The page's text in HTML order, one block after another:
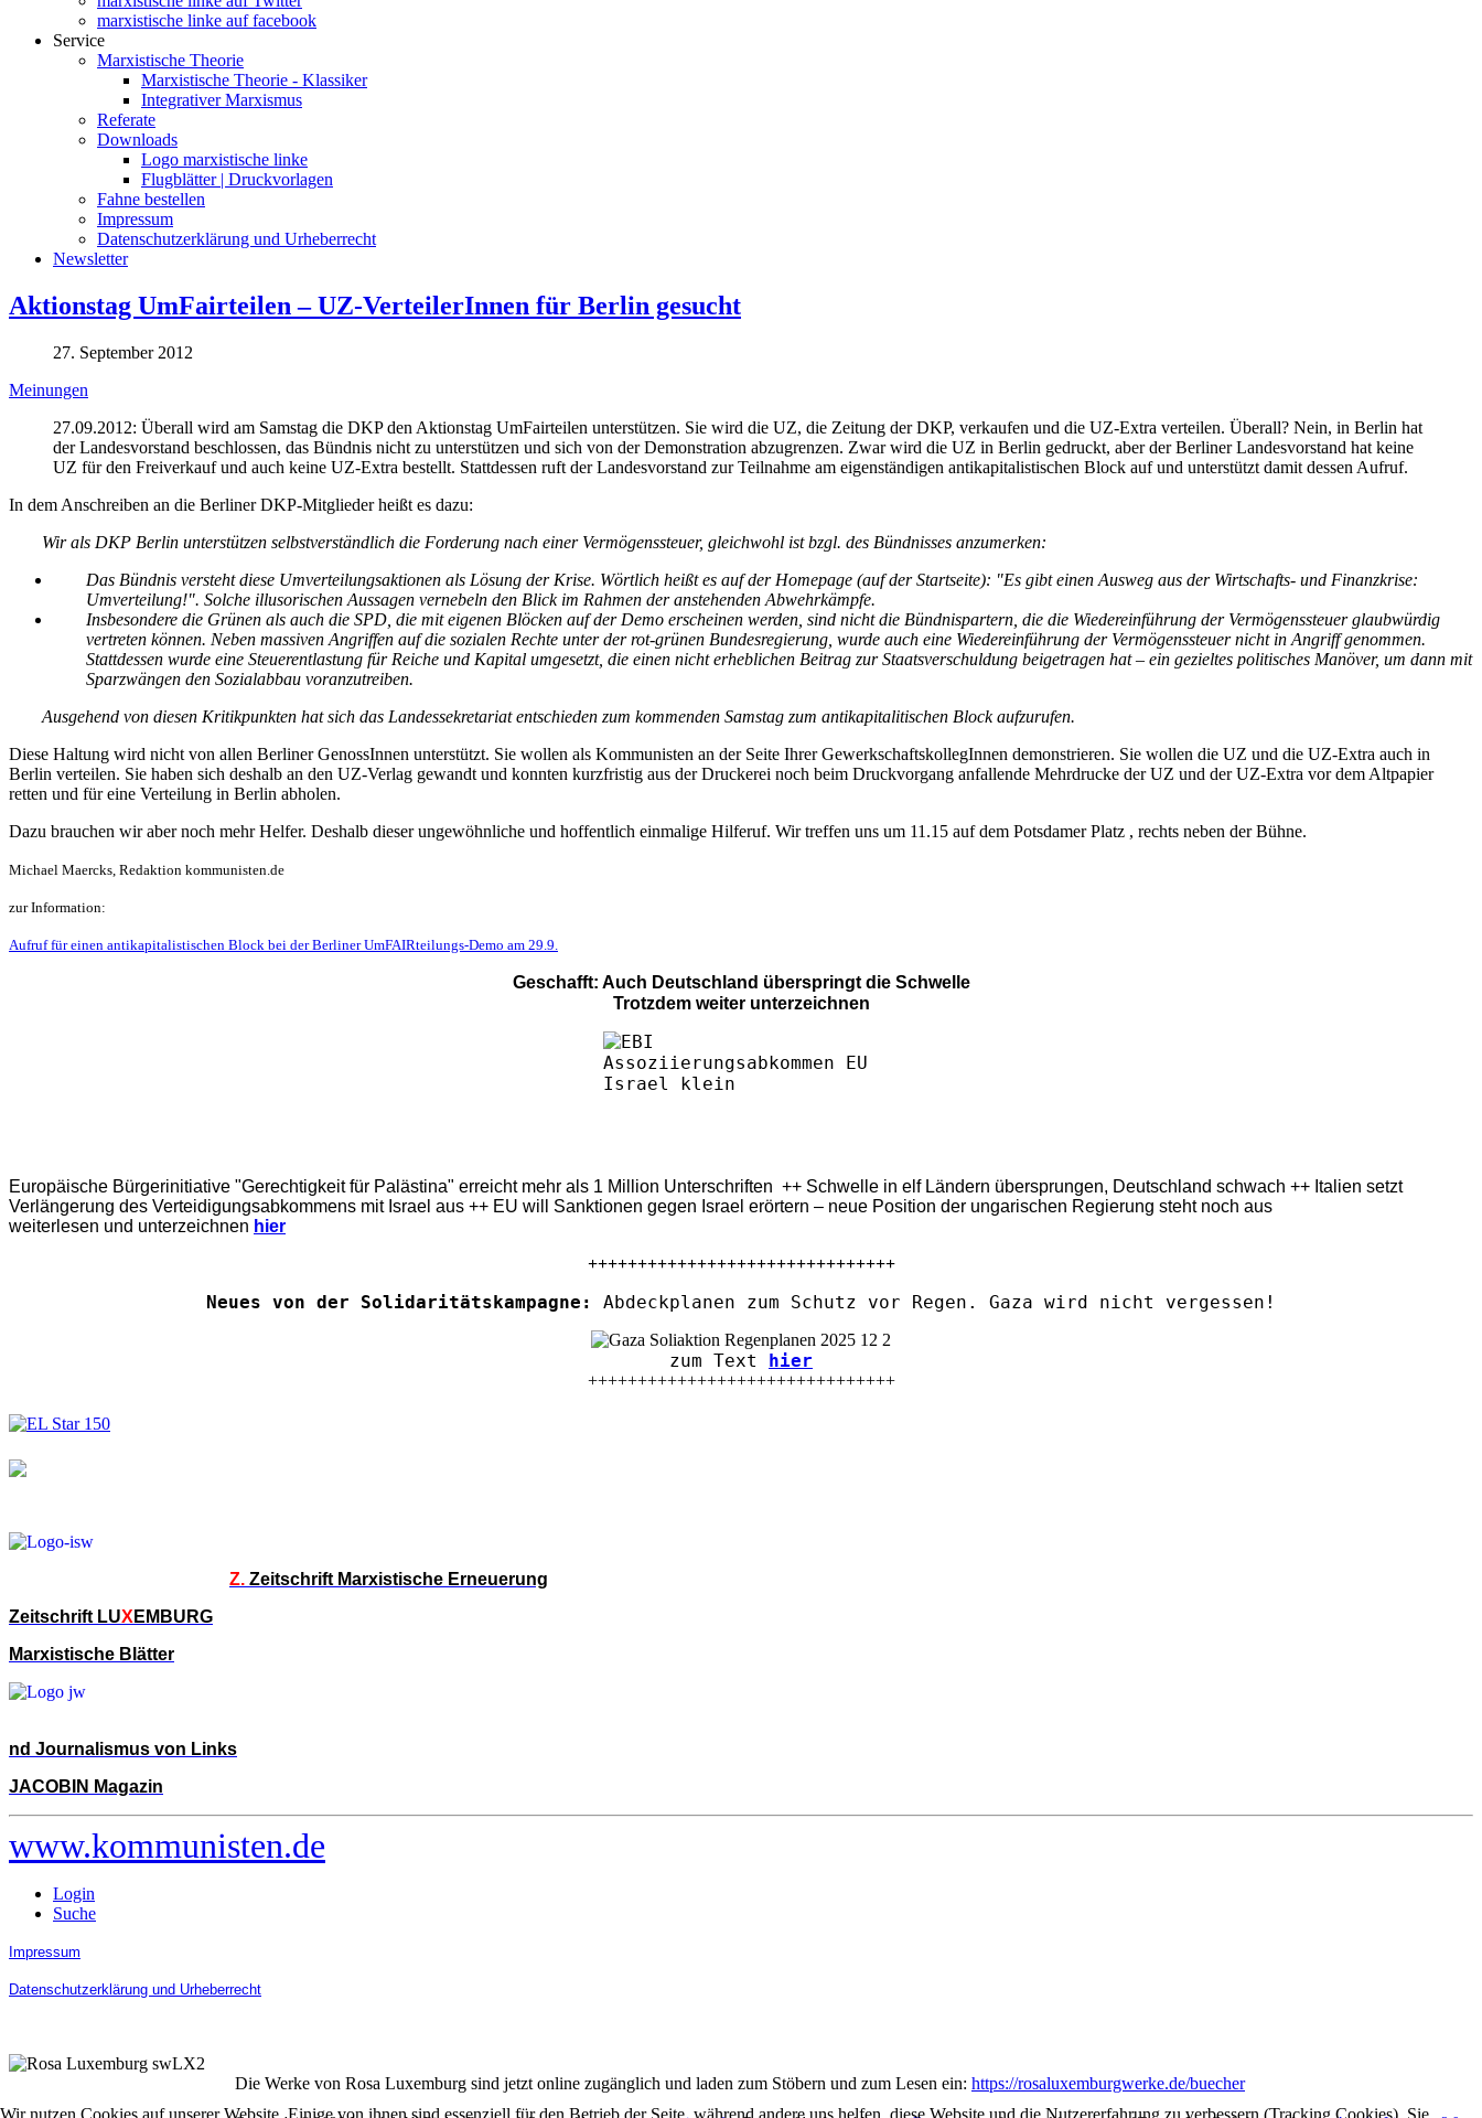
marxistische linke auf facebook
Service
Marxistische Theorie
Marxistische Theorie - Klassiker
Integrativer Marxismus
Referate
Downloads
Logo marxistische linke
Flugblätter | Druckvorlagen
Fahne bestellen
Impressum
Datenschutzerklärung und Urheberrecht
Newsletter
Aktionstag UmFairteilen – UZ-VerteilerInnen für Berlin gesucht
27. September 2012
Meinungen
27.09.2012: Überall wird am Samstag die DKP den Aktionstag UmFairteilen unterstützen. Sie wird die UZ, die Zeitung der DKP, verkaufen und die UZ-Extra verteilen. Überall? Nein, in Berlin hat
der Landesvorstand beschlossen, das Bündnis nicht zu unterstützen und sich von der Demonstration abzugrenzen. Zwar wird die UZ in Berlin gedruckt, aber der Berliner Landesvorstand hat keine
UZ für den Freiverkauf und auch keine UZ-Extra bestellt. Stattdessen ruft der Landesvorstand zur Teilnahme am eigenständigen antikapitalistischen Block auf und unterstützt damit dessen Aufruf.
In dem Anschreiben an die Berliner DKP-Mitglieder heißt es dazu:
Wir als DKP Berlin unterstützen selbstverständlich die Forderung nach einer Vermögenssteuer, gleichwohl ist bzgl. des Bündnisses anzumerken:
Das Bündnis versteht diese Umverteilungsaktionen als Lösung der Krise. Wörtlich heißt es auf der Homepage (auf der Startseite): "Es gibt einen Ausweg aus der Wirtschafts- und Finanzkrise:
Umverteilung!". Solche illusorischen Aussagen vernebeln den Blick im Rahmen der anstehenden Abwehrkämpfe.
Insbesondere die Grünen als auch die SPD, die mit eigenen Blöcken auf der Demo erscheinen werden, sind nicht die Bündnispartern, die die Wiedereinführung der Vermögenssteuer glaubwürdig
vertreten können. Neben massiven Angriffen auf die sozialen Rechte unter der rot-grünen Bundesregierung, wurde auch eine Wiedereinführung der Vermögenssteuer nicht in Angriff genommen.
Stattdessen wurde eine Steuerentlastung für Reiche und Kapital umgesetzt, die einen nicht erheblichen Beitrag zur Staatsverschuldung beigetragen hat – ein gezieltes politisches Manöver, um dann mit
Sparzwängen den Sozialabbau voranzutreiben.
Ausgehend von diesen Kritikpunkten hat sich das Landessekretariat entschieden zum kommenden Samstag zum antikapitalitischen Block aufzurufen.
Diese Haltung wird nicht von allen Berliner GenossInnen unterstützt. Sie wollen als Kommunisten an der Seite Ihrer GewerkschaftskollegInnen demonstrieren. Sie wollen die UZ und die UZ-Extra auch in
Berlin verteilen. Sie haben sich deshalb an den UZ-Verlag gewandt und konnten kurzfristig aus der Druckerei noch beim Druckvorgang anfallende Mehrdrucke der UZ und der UZ-Extra vor dem Altpapier
retten und für eine Verteilung in Berlin abholen.
Dazu brauchen wir aber noch mehr Helfer. Deshalb dieser ungewöhnliche und hoffentlich einmalige Hilferuf. Wir treffen uns um 11.15 auf dem Potsdamer Platz , rechts neben der Bühne.
Michael Maercks, Redaktion kommunisten.de
zur Information:
Aufruf für einen antikapitalistischen Block bei der Berliner UmFAIRteilungs-Demo am 29.9.
Geschafft: Auch Deutschland überspringt die Schwelle
Trotzdem weiter unterzeichnen
Europäische Bürgerinitiative "Gerechtigkeit für Palästina" erreicht mehr als 1 Million Unterschriften ++ Schwelle in elf Ländern übersprungen, Deutschland schwach ++ Italien setzt
Verlängerung des Verteidigungsabkommens mit Israel aus ++ EU will Sanktionen gegen Israel erörtern – neue Position der ungarischen Regierung steht noch aus
weiterlesen und unterzeichnen hier
+++++++++++++++++++++++++++++++
Neues von der Solidaritätskampagne: Abdeckplanen zum Schutz vor Regen. Gaza wird nicht vergessen!
zum Text hier
+++++++++++++++++++++++++++++++
Z. Zeitschrift Marxistische Erneuerung
Zeitschrift LUX EMBURG
Marxistische Blätter
nd Journalismus von Links
JACOBIN Magazin
www.kommunisten.de
Login
Suche
Impressum
Datenschutzerklärung und Urheberrecht
Die Werke von Rosa Luxemburg sind jetzt online zugänglich und laden zum Stöbern und zum Lesen ein: https://rosaluxemburgwerke.de/buecher
Wir nutzen Cookies auf unserer Website. Einige von ihnen sind essenziell für den Betrieb der Seite, während andere uns helfen, diese Website und die Nutzererfahrung zu verbessern (Tracking Cookies). Sie